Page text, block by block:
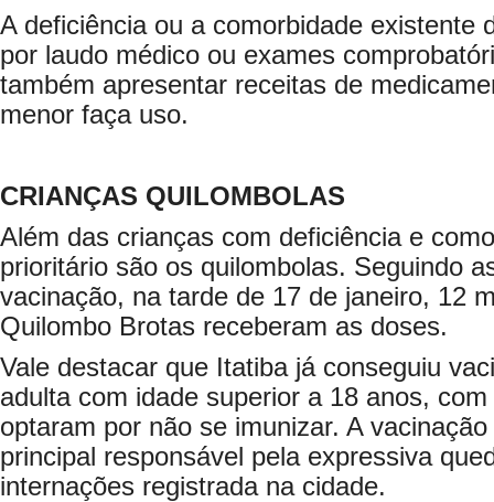
A deficiência ou a comorbidade existente
por laudo médico ou exames
também apresentar receitas de
menor faça uso.
CRIANÇAS QUILOMBOLAS
Além das crianças com deficiência e
prioritário são os quilombolas. Seguindo
vacinação, na tarde de 17 de janeiro, 12
Quilombo Brotas receberam as doses.
Vale destacar que Itatiba já conseguiu
adulta com idade superior a 18 anos,
optaram por não se imunizar. A
principal responsável pela expressiva
internações registrada na cidade.